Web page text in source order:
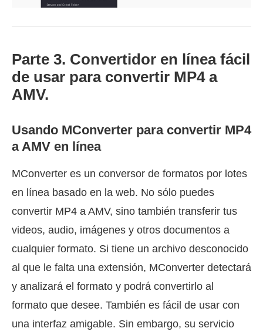
Parte 3. Convertidor en línea fácil
de usar para convertir MP4 a
AMV.
Usando MConverter para convertir MP4
a AMV en línea
MConverter es un conversor de formatos por lotes
en línea basado en la web. No sólo puedes
convertir MP4 a AMV, sino también transferir tus
videos, audio, imágenes y otros documentos a
cualquier formato. Si tiene un archivo desconocido
al que le falta una extensión, MConverter detectará
y analizará el formato y podrá convertirlo al
formato que desee. También es fácil de usar con
una interfaz amigable. Sin embargo, su servicio